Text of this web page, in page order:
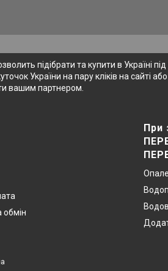
підібрати та купити в Україні
України на пару кліків на сайті
вашим партнером.
обмін
При